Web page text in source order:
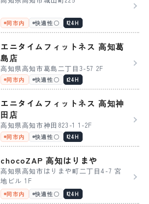
同市内 快適性〇 24H
エニタイムフィットネス 高知葛
島店
高知県高知市葛島二丁目3-57 2F
同市内 快適性〇 24H
エニタイムフィットネス 高知神
田店
高知県高知市神田823-1 1-2F
同市内 快適性〇 24H
chocoZAP 高知はりまや
高知県高知市はりまや町二丁目4-7 宮
地ビル 1F
同市内 快適性〇 24H